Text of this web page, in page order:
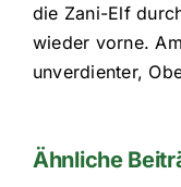
die Zani-Elf
wieder vorne.
unverdienter,
Ähnliche